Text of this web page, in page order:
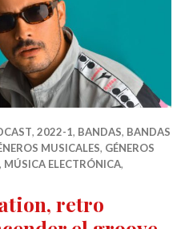
,2022-1, BANDAS, BANDAS
MUSICALES, GÉNEROS
, MÚSICA ELECTRÓNICA,
retro